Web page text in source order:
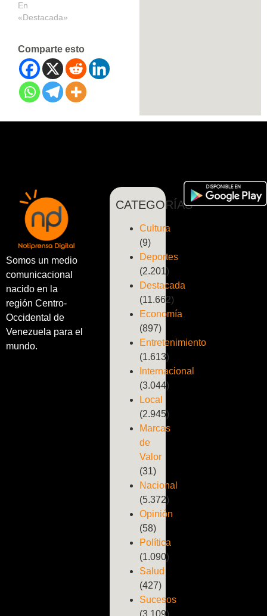
En
«Destacada»
Comparte esto
Somos un medio
comunicacional
nacido en la
región Centro-
Occidental de
Venezuela para el
mundo.
CATEGORÍAS
Cultura
(9)
Deportes
(2.201)
Destacada
(11.662)
Economía
(897)
Entretenimiento
(1.613)
Internacional
(3.044)
Local
(2.945)
Marcas
de
Valor
(31)
Nacional
(5.372)
Opinión
(58)
Política
(1.090)
Salud
(427)
Sucesos